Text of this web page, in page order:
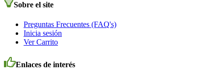
Sobre el site
Preguntas Frecuentes (FAQ's)
Inicia sesión
Ver Carrito
Enlaces de interés